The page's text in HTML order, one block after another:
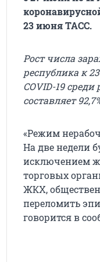
23 июня ТАСС.
Рост числа
республика к
COVID-19
составляет
«Режим
На две недели
исключением
торговых
ЖКХ,
переломить
говорится в